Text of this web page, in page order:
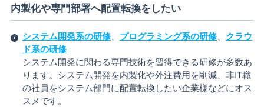
内製化や専門部署へ配置転換をしたい
システム開発系の研修、 プログラミング系の研修、 クラウ
ド系の研修
システム開発に関わる専門技術を習得できる研修が多数あ
ります。システム開発を内製化や外注費用を削減、非IT職
の社員をシステム部門に配置転換したい企業様などにオス
スメです。